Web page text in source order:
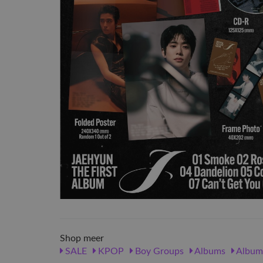
Shop meer
SALE
KPOP Boy Groups Albums